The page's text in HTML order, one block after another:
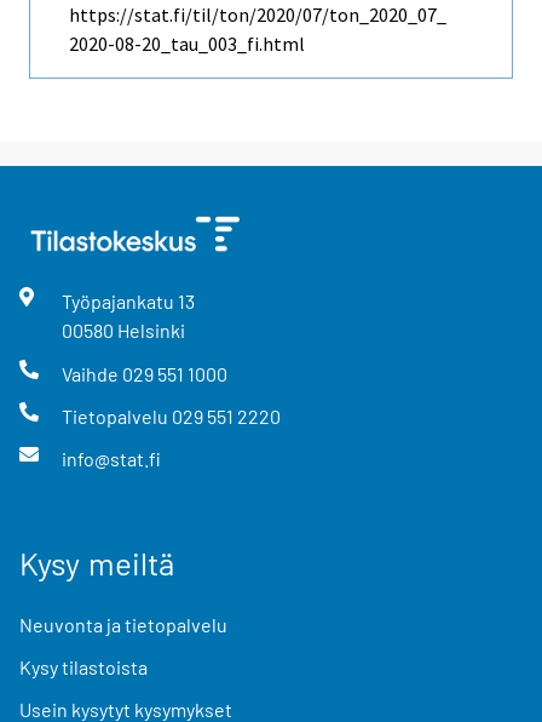
https://stat.fi/til/ton/2020/07/ton_2020_07_
2020-08-20_tau_003_fi.html
Työpajankatu 13
00580 Helsinki
Vaihde 029 551 1000
Tietopalvelu 029 551 2220
info@stat.fi
Kysy meiltä
Neuvonta ja tietopalvelu
Kysy tilastoista
Usein kysytyt kysymykset